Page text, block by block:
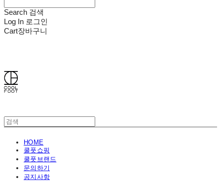
Search 검색
Log In 로그인
Cart장바구니
HOME
쿨풋쇼핑
쿨풋브랜드
문의하기
공지사항